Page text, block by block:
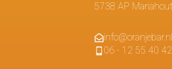
5738 AP Mariahout
info@oranjebar.nl
06 - 12 55 40 42